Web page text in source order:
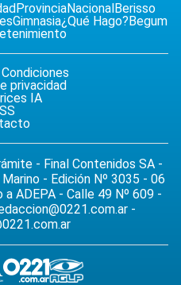
ProvinciaNacionalBerisso
Gimnasia¿Qué Hago?Begum
privacidad
IA
- Final Contenidos SA -
- Edición Nº 3035 - 06
ADEPA - Calle 49 Nº 609 -
-